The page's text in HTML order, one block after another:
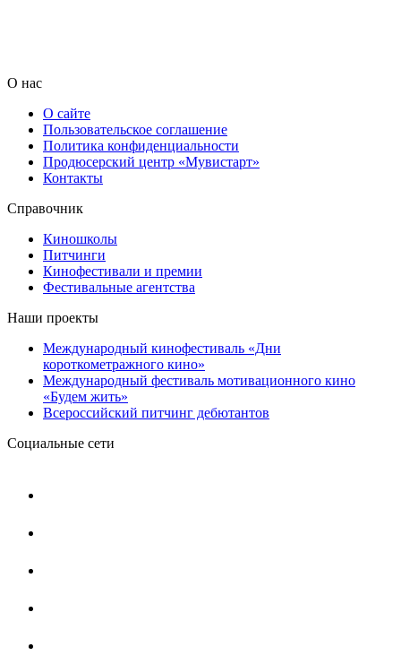
О нас
О сайте
Пользовательское соглашение
Политика конфиденциальности
Продюсерский центр «Мувистарт»
Контакты
Справочник
Киношколы
Питчинги
Кинофестивали и премии
Фестивальные агентства
Наши проекты
Международный кинофестиваль «Дни
короткометражного кино»
Международный фестиваль мотивационного кино
«Будем жить»
Всероссийский питчинг дебютантов
Социальные сети